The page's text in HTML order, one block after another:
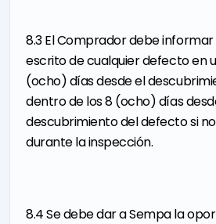
8.3 El Comprador debe
escrito de cualquier defecto en
(ocho) días desde el
dentro de los 8 (ocho) días
descubrimiento del defecto si
durante la inspección.
8.4 Se debe dar a Sempa la